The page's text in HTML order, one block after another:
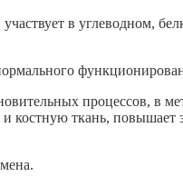
в углеводном,
процессов, в
ткань, повышает